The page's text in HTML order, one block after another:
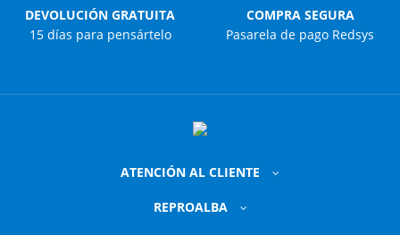
DEVOLUCIÓN GRATUITA
15 días para pensártelo
COMPRA SEGURA
Pasarela de pago Redsys
ATENCIÓN AL CLIENTE
REPROALBA